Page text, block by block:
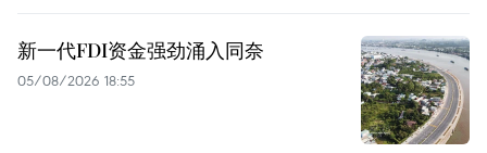
新一代FDI资金强劲涌入同奈
05/08/2026 18:55